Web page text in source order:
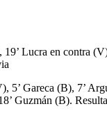
Lucra en contra
5’ Gareca (B), 7’
Guzmán (B).